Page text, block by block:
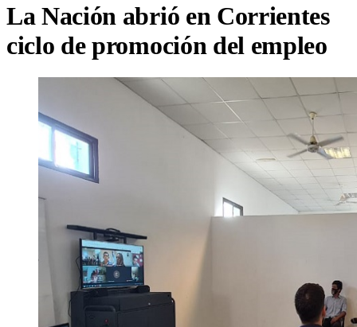
La Nación abrió en Corrientes
ciclo de promoción del empleo